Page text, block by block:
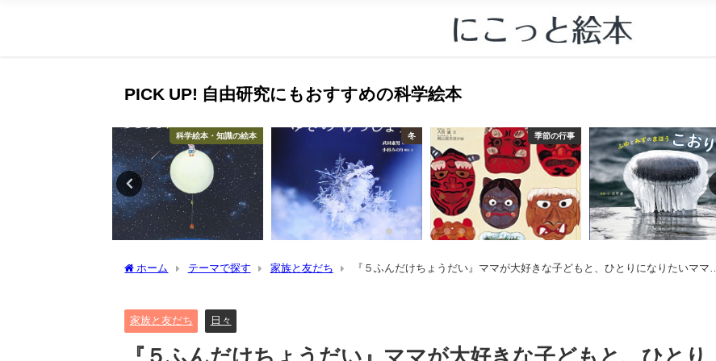
PICK UP! 自由研究にもおすすめの科学絵本
科学絵本・知識の絵本 冬 季節の行事
ホーム テーマで探す 家族と友だち
『５ふんだけちょうだい』ママが大好きな子どもと、ひとりになりたいママと
家族と友だち 日々
『５ふんだけちょうだい』ママが大好きな子どもと、ひとり